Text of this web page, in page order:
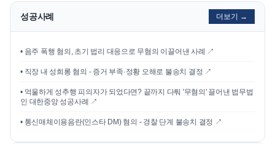
성공사례 더보기 →
• 음주 폭행 혐의, 초기 법리 대응으로 무혐의 이끌어낸 사례 ↗
• 직장 내 성희롱 혐의 - 증거 부족·정황 오해로 불송치 결정 ↗
• 억울하게 성추행 피의자가 되었다면? 끝까지 다퉈 '무혐의' 끌어낸 법무법
인 대한중앙 성공사례 ↗
• 통신매체이용음란(인스타 DM) 혐의 - 경찰 단계 불송치 결정 ↗